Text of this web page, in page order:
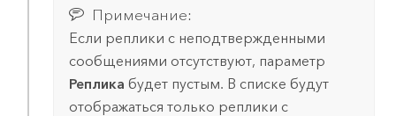
Примечание:
Если реплики с неподтвержденными
сообщениями отсутствуют, параметр
Реплика будет пустым. В списке будут
отображаться только реплики с